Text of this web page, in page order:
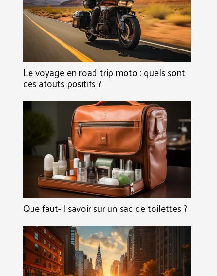
Le voyage en road trip moto : quels sont
ces atouts positifs ?
Que faut-il savoir sur un sac de toilettes ?